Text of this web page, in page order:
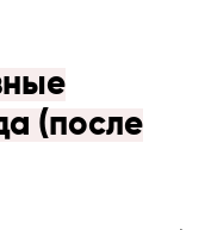
(после